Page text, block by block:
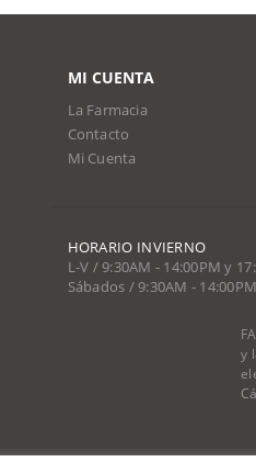
MI CUENTA
La Farmacia
Contacto
Mi Cuenta
HORARIO INVIERNO
L-V / 9:30AM - 14:00PM y
Sábados / 9:30AM - 14:00PM
y